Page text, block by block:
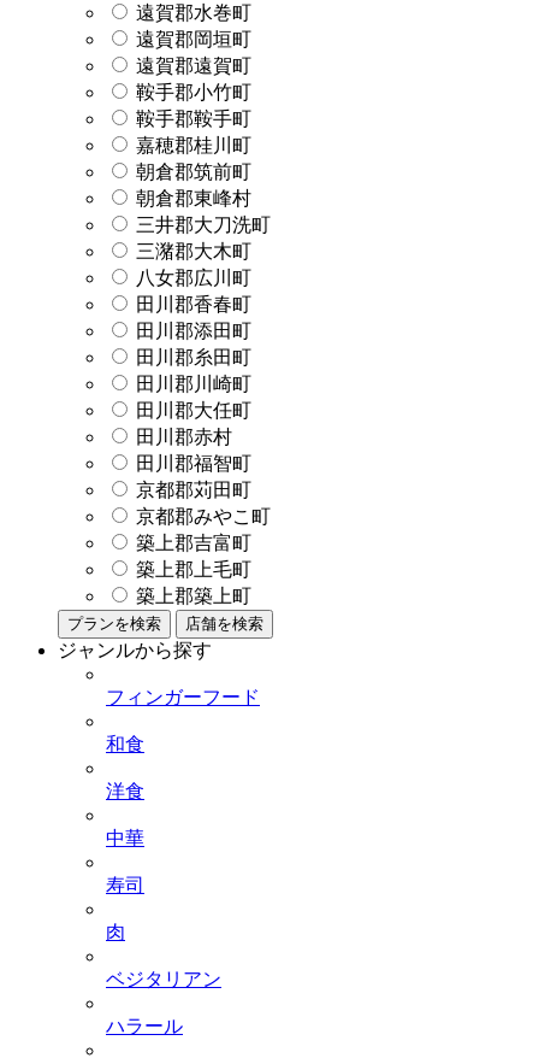
遠賀郡水巻町
遠賀郡岡垣町
遠賀郡遠賀町
鞍手郡小竹町
鞍手郡鞍手町
嘉穂郡桂川町
朝倉郡筑前町
朝倉郡東峰村
三井郡大刀洗町
三潴郡大木町
八女郡広川町
田川郡香春町
田川郡添田町
田川郡糸田町
田川郡川崎町
田川郡大任町
田川郡赤村
田川郡福智町
京都郡苅田町
京都郡みやこ町
築上郡吉富町
築上郡上毛町
築上郡築上町
プランを検索 店舗を検索
ジャンルから探す
フィンガーフード
和食
洋食
中華
寿司
肉
ベジタリアン
ハラール